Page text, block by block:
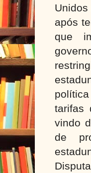
após
que
tarifas
vindo
de